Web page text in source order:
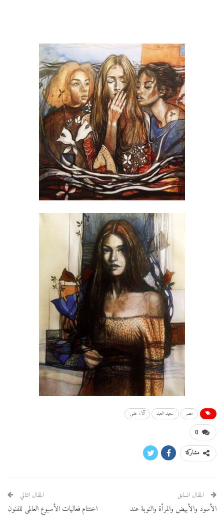
مصر سعيد العبد آلاء حلمي
0
مشاركة
المقال السابق
الأسود والأبيض والمرأة والنوبة عند
المقال التالي
اختتام فعاليات الأسبوع العالمى للفنون